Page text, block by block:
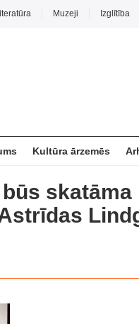
Muzeji Izglītība
Kultūra ārzemēs
skatāma